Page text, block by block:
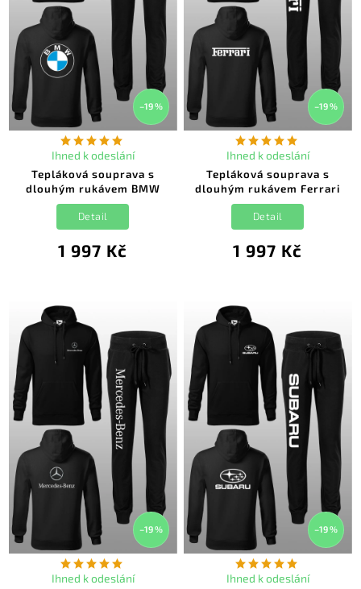
–19 %
Tepláková souprava s
dlouhým rukávem BMW
Ihned k odeslání
1 997 Kč
Detail
–19 %
Tepláková souprava s
dlouhým rukávem Ferrari
Ihned k odeslání
1 997 Kč
Detail
–19 %
Ihned k odeslání
–19 %
Ihned k odeslání